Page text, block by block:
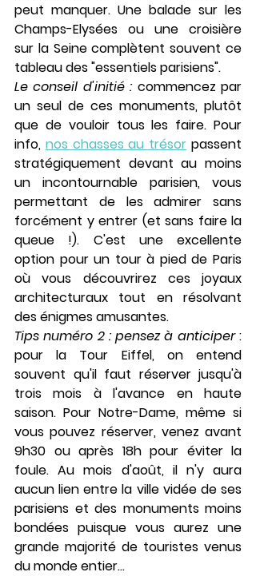
peut manquer. Une balade sur les
Champs-Elysées ou une croisière
sur la Seine complètent souvent ce
tableau des "essentiels parisiens".
Le conseil d'initié : commencez par
un seul de ces monuments, plutôt
que de vouloir tous les faire. Pour
info, nos chasses au trésor passent
stratégiquement devant au moins
un incontournable parisien, vous
permettant de les admirer sans
forcément y entrer (et sans faire la
queue !). C'est une excellente
option pour un tour à pied de Paris
où vous découvrirez ces joyaux
architecturaux tout en résolvant
des énigmes amusantes.
Tips numéro 2 : pensez à anticiper :
pour la Tour Eiffel, on entend
souvent qu'il faut réserver jusqu'à
trois mois à l'avance en haute
saison. Pour Notre-Dame, même si
vous pouvez réserver, venez avant
9h30 ou après 18h pour éviter la
foule. Au mois d'août, il n'y aura
aucun lien entre la ville vidée de ses
parisiens et des monuments moins
bondées puisque vous aurez une
grande majorité de touristes venus
du monde entier...